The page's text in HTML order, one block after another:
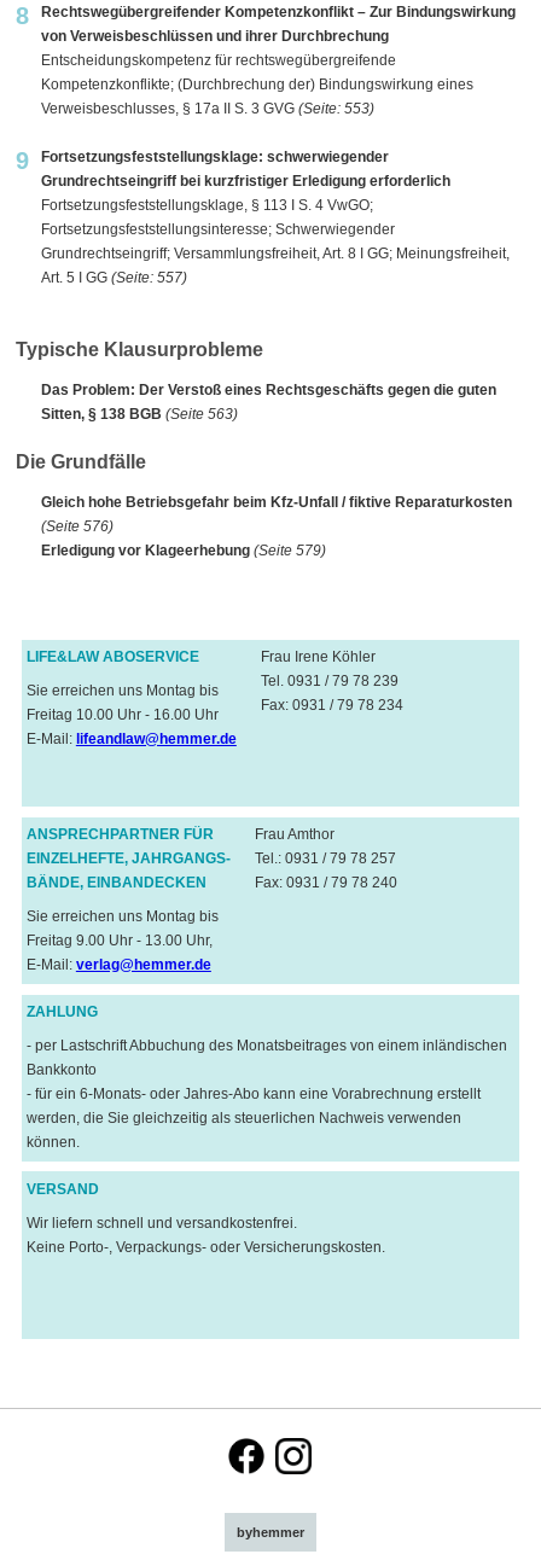
8
Rechtswegübergreifender Kompetenzkonflikt – Zur Bindungswirkung
von Verweisbeschlüssen und ihrer Durchbrechung
Entscheidungskompetenz für rechtswegübergreifende
Kompetenzkonflikte; (Durchbrechung der) Bindungswirkung eines
Verweisbeschlusses, § 17a II S. 3 GVG(Seite: 553)
9
Fortsetzungsfeststellungsklage: schwerwiegender
Grundrechtseingriff bei kurzfristiger Erledigung erforderlich
Fortsetzungsfeststellungsklage, § 113 I S. 4 VwGO;
Fortsetzungsfeststellungsinteresse; Schwerwiegender
Grundrechtseingriff; Versammlungsfreiheit, Art. 8 I GG; Meinungsfreiheit,
Art. 5 I GG(Seite: 557)
Typische Klausurprobleme
Das Problem: Der Verstoß eines Rechtsgeschäfts gegen die guten
Sitten, § 138 BGB (Seite 563)
Die Grundfälle
Gleich hohe Betriebsgefahr beim Kfz-Unfall / fiktive Reparaturkosten
(Seite 576)
Erledigung vor Klageerhebung (Seite 579)
LIFE&LAW ABOSERVICE
Sie erreichen uns Montag bis
Freitag 10.00 Uhr - 16.00 Uhr
E-Mail: lifeandlaw@hemmer.de
Frau Irene Köhler
Tel. 0931 / 79 78 239
Fax: 0931 / 79 78 234
ANSPRECHPARTNER FÜR
EINZELHEFTE, JAHRGANGS-
BÄNDE, EINBANDECKEN
Sie erreichen uns Montag bis
Freitag 9.00 Uhr - 13.00 Uhr,
E-Mail: verlag@hemmer.de
Frau Amthor
Tel.: 0931 / 79 78 257
Fax: 0931 / 79 78 240
ZAHLUNG
- per Lastschrift Abbuchung des Monatsbeitrages von einem inländischen
Bankkonto
- für ein 6-Monats- oder Jahres-Abo kann eine Vorabrechnung erstellt
werden, die Sie gleichzeitig als steuerlichen Nachweis verwenden
können.
VERSAND
Wir liefern schnell und versandkostenfrei.
Keine Porto-, Verpackungs- oder Versicherungskosten.
byhemmer